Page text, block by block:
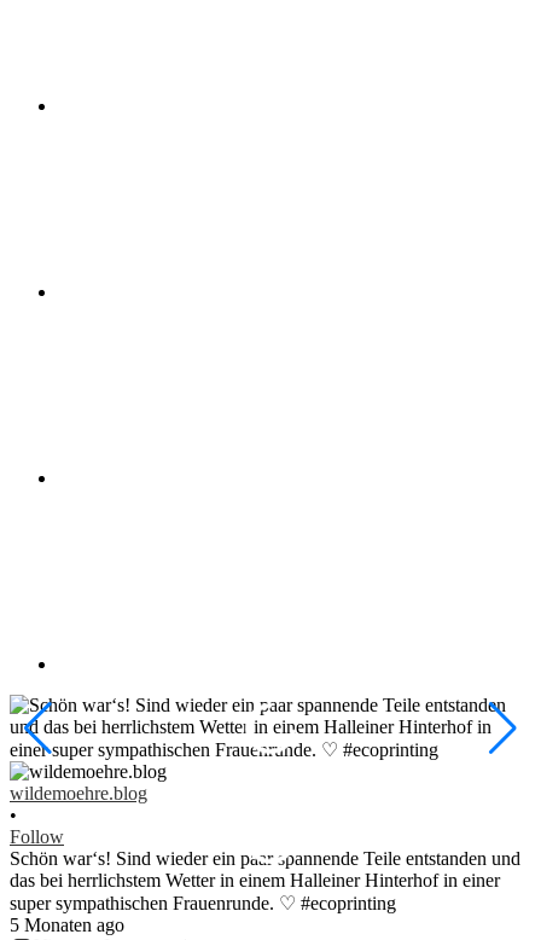
wildemoehre.blog
•
Follow
Schön war‘s! Sind wieder ein paar spannende Teile entstanden und
das bei herrlichstem Wetter in einem Halleiner Hinterhof in einer
super sympathischen Frauenrunde. ♡ #ecoprinting
5 Monaten ago